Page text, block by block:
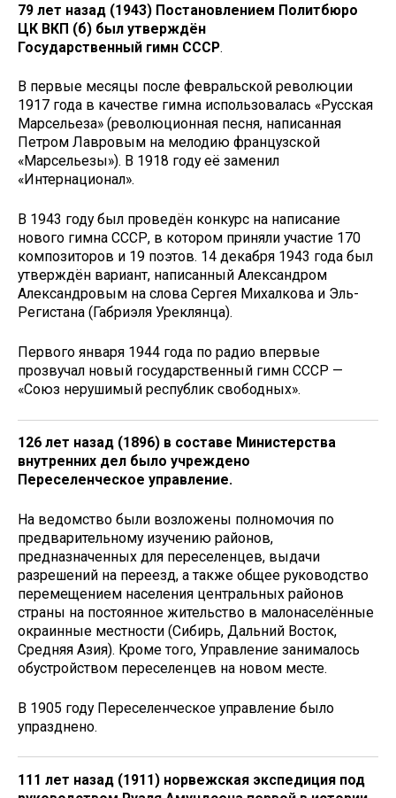
79 лет назад (1943) Постановлением Политбюро
ЦК ВКП (б) был утверждён
Государственный гимн СССР.
В первые месяцы после февральской революции
1917 года в качестве гимна использовалась «Русская
Марсельеза» (революционная песня, написанная
Петром Лавровым на мелодию французской
«Марсельезы»). В 1918 году её заменил
«Интернационал».
В 1943 году был проведён конкурс на написание
нового гимна СССР, в котором приняли участие 170
композиторов и 19 поэтов. 14 декабря 1943 года был
утверждён вариант, написанный Александром
Александровым на слова Сергея Михалкова и Эль-
Регистана (Габриэля Уреклянца).
Первого января 1944 года по радио впервые
прозвучал новый государственный гимн СССР —
«Союз нерушимый республик свободных».
126 лет назад (1896) в составе Министерства
внутренних дел было учреждено
Переселенческое управление.
На ведомство были возложены полномочия по
предварительному изучению районов,
предназначенных для переселенцев, выдачи
разрешений на переезд, а также общее руководство
перемещением населения центральных районов
страны на постоянное жительство в малонаселённые
окраинные местности (Сибирь, Дальний Восток,
Средняя Азия). Кроме того, Управление занималось
обустройством переселенцев на новом месте.
В 1905 году Переселенческое управление было
упразднено.
111 лет назад (1911) норвежская экспедиция под